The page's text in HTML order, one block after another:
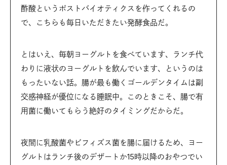
酢酸というポストバイオティクスを作ってくれるの
で、こちらも毎日いただきたい発酵食品だ。
とはいえ、毎朝ヨーグルトを食べています、ランチ代
わりに液状のヨーグルトを飲んでいます、というのは
もったいない話。腸が最も働くゴールデンタイムは副
交感神経が優位になる睡眠中。このときこそ、腸で有
用菌に働いてもらう絶好のタイミングだからだ。
夜間に乳酸菌やビフィズス菌を腸に届けるため、ヨー
グルトはランチ後のデザートか15時以降のおやつでい